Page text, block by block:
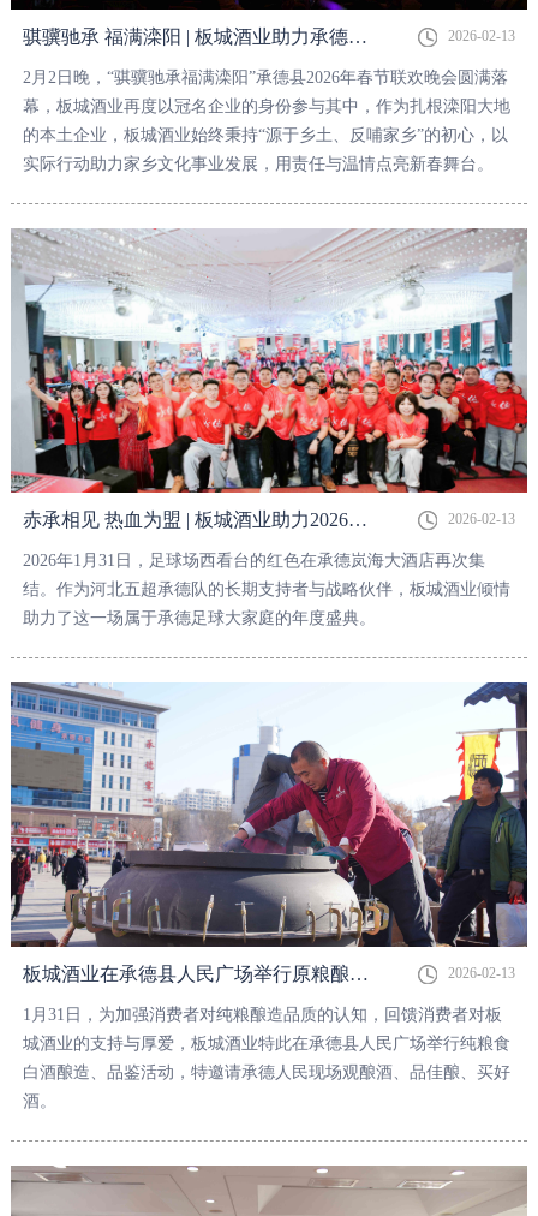
骐骥驰承 福满滦阳 | 板城酒业助力承德县2026年春节联欢晚会成功召开！ 2026-02-13
2月2日晚，“骐骥驰承福满滦阳”承德县2026年春节联欢晚会圆满落
幕，板城酒业再度以冠名企业的身份参与其中，作为扎根滦阳大地
的本土企业，板城酒业始终秉持“源于乡土、反哺家乡”的初心，以
实际行动助力家乡文化事业发展，用责任与温情点亮新春舞台。
赤承相见 热血为盟 | 板城酒业助力2026年首届“承之队”球迷联欢会圆满举办！ 2026-02-13
2026年1月31日，足球场西看台的红色在承德岚海大酒店再次集
结。作为河北五超承德队的长期支持者与战略伙伴，板城酒业倾情
助力了这一场属于承德足球大家庭的年度盛典。
板城酒业在承德县人民广场举行原粮酿酒品鉴活动，酒香里满满都是年味儿！ 2026-02-13
1月31日，为加强消费者对纯粮酿造品质的认知，回馈消费者对板
城酒业的支持与厚爱，板城酒业特此在承德县人民广场举行纯粮食
白酒酿造、品鉴活动，特邀请承德人民现场观酿酒、品佳酿、买好
酒。